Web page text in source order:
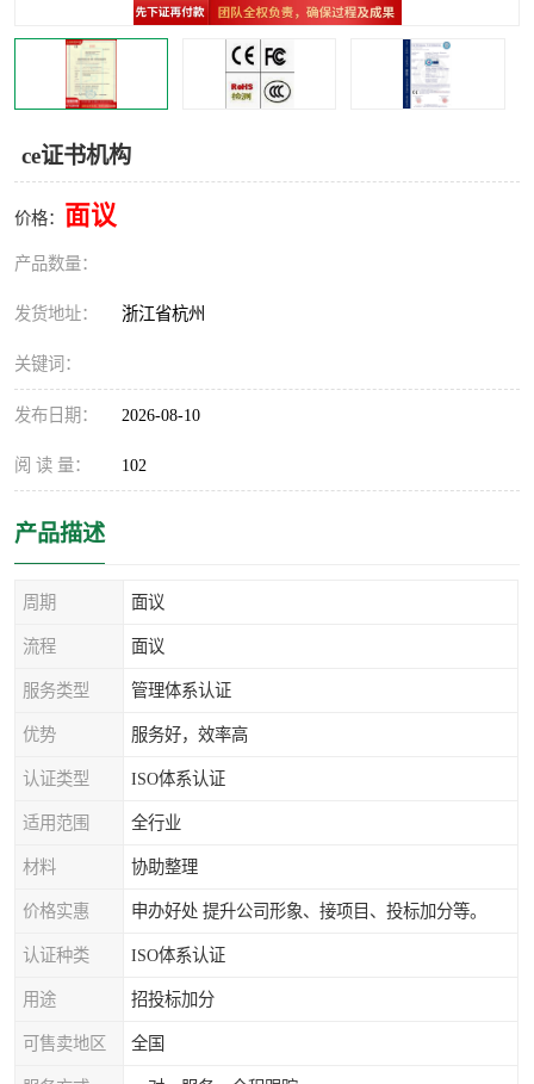
ce证书机构
价格： 面议
产品数量：
发货地址： 浙江省杭州
关键词：
发布日期： 2026-08-10
阅 读 量： 102
产品描述
周期 面议
流程 面议
服务类型 管理体系认证
优势 服务好，效率高
认证类型 ISO体系认证
适用范围 全行业
材料 协助整理
价格实惠 申办好处 提升公司形象、接项目、投标加分等。
认证种类 ISO体系认证
用途 招投标加分
可售卖地区 全国
ISO9001认证 ISO14001认证
ISO认证 OHSAS18001认证
CCC认证
TS16949认证
iso22000认证